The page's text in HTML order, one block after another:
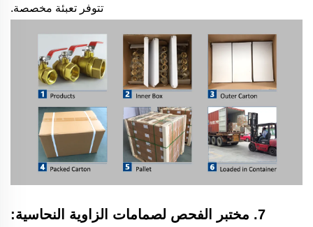
تتوفر تعبئة مخصصة.
7. مختبر الفحص لصمامات الزاوية النحاسية: